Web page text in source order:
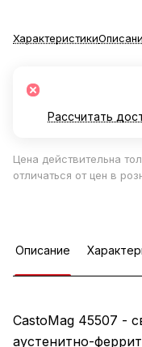
Характеристики
Рассчитать
Цена действительна
отличаться от цен в
Описание
CastoMag 45507 -
аустенитно-